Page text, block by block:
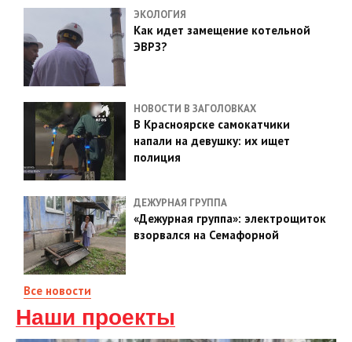
ЭКОЛОГИЯ
Как идет замещение котельной
ЭВРЗ?
НОВОСТИ В ЗАГОЛОВКАХ
В Красноярске самокатчики
напали на девушку: их ищет
полиция
ДЕЖУРНАЯ ГРУППА
«Дежурная группа»: электрощиток
взорвался на Семафорной
Все новости
Наши проекты